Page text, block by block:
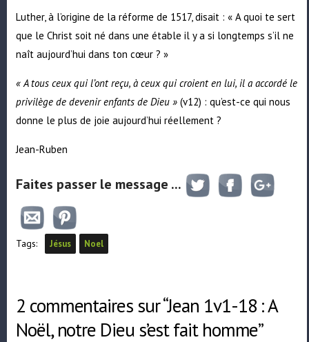
Luther, à l’origine de la réforme de 1517, disait : « A quoi te sert
que le Christ soit né dans une étable il y a si longtemps s’il ne
naît aujourd’hui dans ton cœur ? »
« A tous ceux qui l’ont reçu, à ceux qui croient en lui, il a accordé le
privilège de devenir enfants de Dieu » (v12) : qu’est-ce qui nous
donne le plus de joie aujourd’hui réellement ?
Jean-Ruben
Faites passer le message ...
Tags: Jésus Noel
2 commentaires sur “Jean 1v1-18 : A
Noël, notre Dieu s’est fait homme”